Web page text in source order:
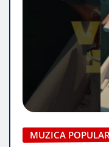
MUZICA